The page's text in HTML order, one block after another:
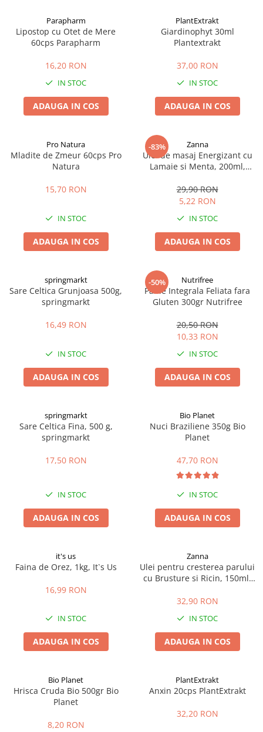
Sanatatea ochilor
Hepato-biliare
Glanda tiroida
Probleme renale
Prostata, urologie
Sistemul osos
Produse naturiste
Antiinflamator
Antitumorale
Articulatii sanatoase
Cardiovasculare
Imunitate
Memorie
Produse sanatate sexuala
Produse pentru Ea
Produse pentru sportivi
Suplimente fitness
Batoane proteice
Pentru antrenament
Mama si copilul
Sarcina si alaptare
Indulcitori
Miere
Bomboane
Gume de mestecat
Siropuri, gemuri
Ciocolata
Miere Manuka
Mancare sanatoasa
Leguminoase
Uleiuri alimentare
Ulei CBD
Produse instant
Atelierul de cafea si ceaiuri
Ceaiuri simple
Ceaiuri medicinale compuse
Ceaiuri Maté
Cafea verde
Alte produse din Cocos
Geluri de dus naturale
Vopsele
Produse de uz casnic
Produse pentru bucatarie
Produse igienizare
Deodorante
Igiena orala
Protectie antivirala
Sare de baie
Detergenti Bio
Parapharm
Lipostop cu Otet de Mere
60cps Parapharm
16,20 RON
IN STOC
ADAUGA IN COS
PlantExtrakt
Giardinophyt 30ml
Plantextrakt
37,00 RON
IN STOC
ADAUGA IN COS
Pro Natura
Mladite de Zmeur 60cps Pro
Natura
15,70 RON
IN STOC
ADAUGA IN COS
-83% Zanna
Ulei de masaj Energizant cu
Lamaie si Menta, 200ml,
29,90 RON
5,22 RON
IN STOC
ADAUGA IN COS
springmarkt
Sare Celtica Grunjoasa 500g,
springmarkt
16,49 RON
IN STOC
ADAUGA IN COS
-50% Nutrifree
Paine Integrala Feliata fara
Gluten 300gr Nutrifree
20,50 RON
10,33 RON
IN STOC
ADAUGA IN COS
springmarkt
Sare Celtica Fina, 500 g,
springmarkt
17,50 RON
IN STOC
ADAUGA IN COS
Bio Planet
Nuci Braziliene 350g Bio
Planet
47,70 RON
IN STOC
ADAUGA IN COS
it's us
Faina de Orez, 1kg, It`s Us
16,99 RON
IN STOC
ADAUGA IN COS
Zanna
Ulei pentru cresterea parului
cu Brusture si Ricin, 150ml,
32,90 RON
IN STOC
ADAUGA IN COS
Bio Planet
Hrisca Cruda Bio 500gr Bio
Planet
8,20 RON
PlantExtrakt
Anxin 20cps PlantExtrakt
32,20 RON